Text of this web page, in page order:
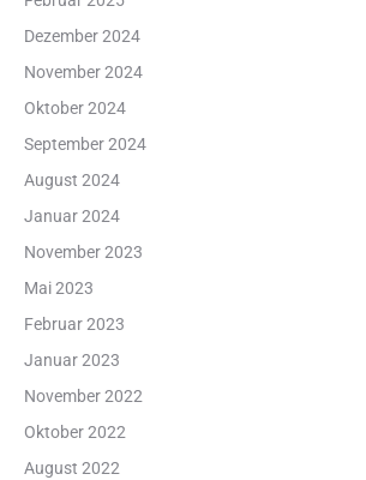
Dezember 2024
November 2024
Oktober 2024
September 2024
August 2024
Januar 2024
November 2023
Mai 2023
Februar 2023
Januar 2023
November 2022
Oktober 2022
August 2022